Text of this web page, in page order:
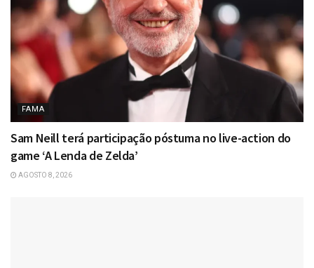
FAMA
Sam Neill terá participação póstuma no live-action do
game ‘A Lenda de Zelda’
AGOSTO 8, 2026